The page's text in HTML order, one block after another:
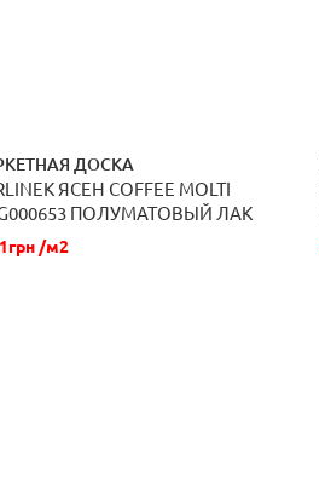
ДОСКА
ЯСЕН COFFEE MOLTI
ПОЛУМАТОВЫЙ ЛАК
/м2
ЗАКАЗАТЬ